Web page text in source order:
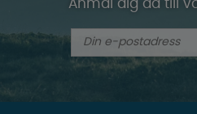
Anmäl dig då till